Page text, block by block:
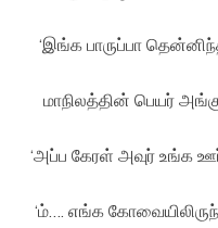
‘இங்க பாருப்பா
மாநிலத்தின் பெயர்
‘அப்ப கேரள் அவுர் உங்க
‘ம்…. எங்க